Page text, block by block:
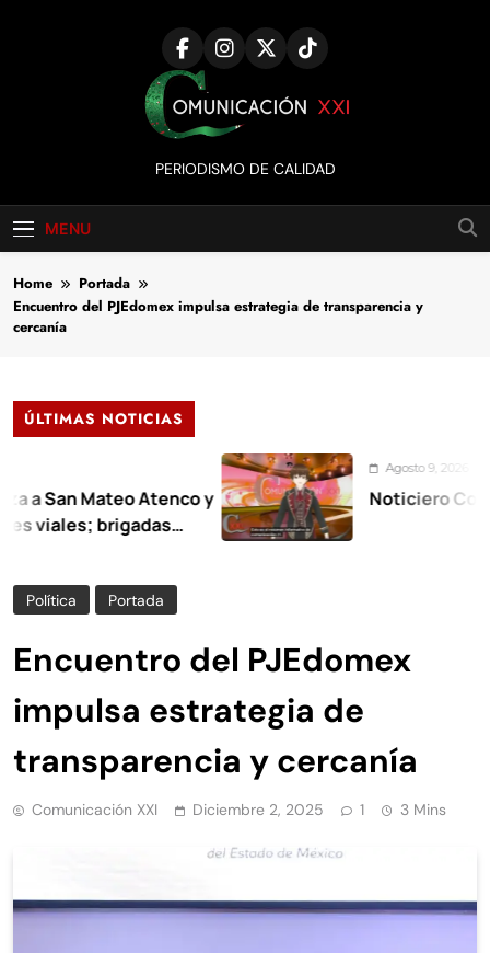
Comunicación
XXI
PERIODISMO DE CALIDAD
MENU
Home
Portada
Encuentro del PJEdomex impulsa estrategia de transparencia y
cercanía
ÚLTIMAS NOTICIAS
Mateo Atenco y
brigadas
Agosto 9, 2026
Noticiero
Política Portada
Encuentro del PJEdomex
impulsa estrategia de
transparencia y cercanía
Comunicación XXI Diciembre 2, 2025 1 3 Mins